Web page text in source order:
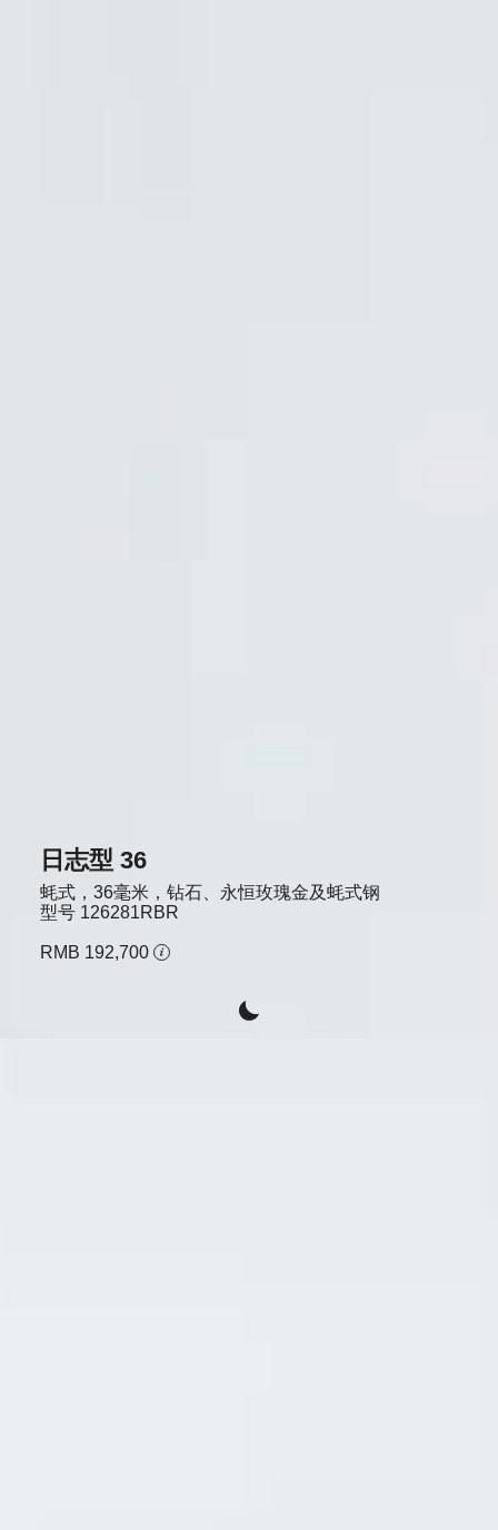
日志型 36
蚝式，36毫米，钻石、永恒玫瑰金及蚝式钢
型号 126281RBR
RMB 192,700